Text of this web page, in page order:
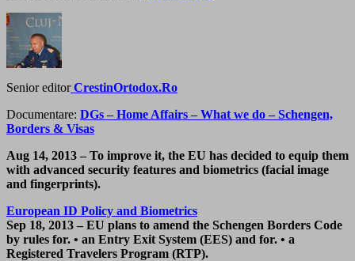
Senior editorCrestinOrtodox.Ro
Documentare: DGs – Home Affairs – What we do – Schengen,
Borders & Visas
Aug 14, 2013 – To improve it, the EU has decided to equip them
with advanced security features and biometrics (facial image
and fingerprints).
European ID Policy and Biometrics
Sep 18, 2013 – EU plans to amend the Schengen Borders Code
by rules for. • an Entry Exit System (EES) and for. • a
Registered Travelers Program (RTP).